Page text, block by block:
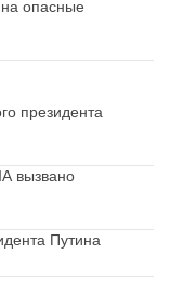
опасные
президента
вызвано
Путина